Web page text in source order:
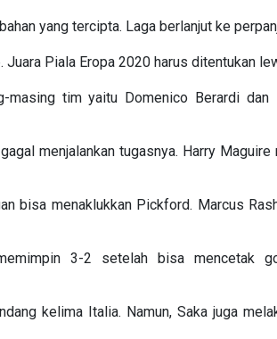
yang tercipta. Laga berlanjut ke
Piala Eropa 2020 harus ditentukan
masing tim yaitu Domenico Berardi dan
menjalankan tugasnya. Harry
bisa menaklukkan Pickford. Marcus
3-2 setelah bisa mencetak
kelima Italia. Namun, Saka juga